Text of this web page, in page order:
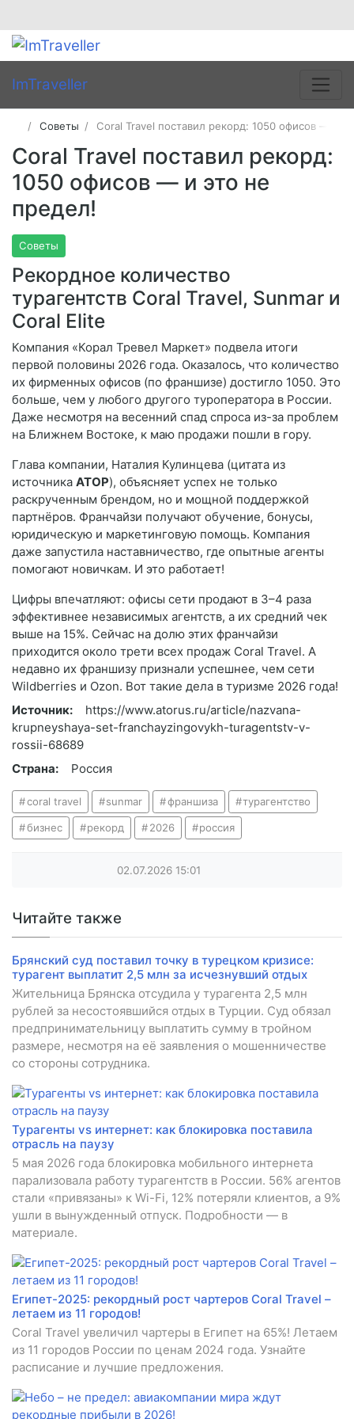
ImTraveller
Советы Coral Travel поставил рекорд: 1050 офисов — и
Coral Travel поставил рекорд:
1050 офисов — и это не
предел!
Советы
Рекордное количество
турагентств Coral Travel, Sunmar и
Coral Elite
Компания «Корал Тревел Маркет» подвела итоги
первой половины 2026 года. Оказалось, что количество
их фирменных офисов (по франшизе) достигло 1050. Это
больше, чем у любого другого туроператора в России.
Даже несмотря на весенний спад спроса из-за проблем
на Ближнем Востоке, к маю продажи пошли в гору.
Глава компании, Наталия Кулинцева (цитата из
источника АТОР), объясняет успех не только
раскрученным брендом, но и мощной поддержкой
партнёров. Франчайзи получают обучение, бонусы,
юридическую и маркетинговую помощь. Компания
даже запустила наставничество, где опытные агенты
помогают новичкам. И это работает!
Цифры впечатляют: офисы сети продают в 3–4 раза
эффективнее независимых агентств, а их средний чек
выше на 15%. Сейчас на долю этих франчайзи
приходится около трети всех продаж Coral Travel. А
недавно их франшизу признали успешнее, чем сети
Wildberries и Ozon. Вот такие дела в туризме 2026 года!
Источник:
https://www.atorus.ru/article/nazvana-
krupneyshaya-set-franchayzingovykh-turagentstv-v-
rossii-68689
Страна:
Россия
coral travel sunmar франшиза турагентство
бизнес рекорд 2026 россия
02.07.2026 15:01
Читайте также
Брянский суд поставил точку в турецком кризисе:
турагент выплатит 2,5 млн за исчезнувший отдых
Жительница Брянска отсудила у турагента 2,5 млн
рублей за несостоявшийся отдых в Турции. Суд обязал
предпринимательницу выплатить сумму в тройном
размере, несмотря на её заявления о мошенничестве
со стороны сотрудника.
Турагенты vs интернет: как блокировка поставила
отрасль на паузу
5 мая 2026 года блокировка мобильного интернета
парализовала работу турагентств в России. 56% агентов
стали «привязаны» к Wi-Fi, 12% потеряли клиентов, а 9%
ушли в вынужденный отпуск. Подробности — в
материале.
Египет-2025: рекордный рост чартеров Coral Travel –
летаем из 11 городов!
Coral Travel увеличил чартеры в Египет на 65%! Летаем
из 11 городов России по ценам 2024 года. Узнайте
расписание и лучшие предложения.